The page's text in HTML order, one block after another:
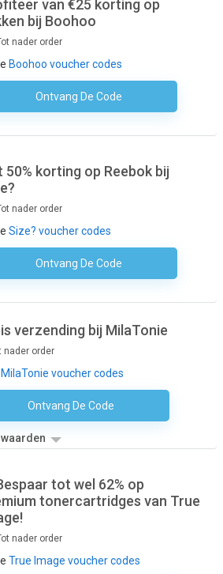
van €25 korting op
bij Boohoo
nader order
Boohoo voucher codes
Ontvang De CodeGeen Code Nodig
50% korting op Reebok bij
nader order
Size? voucher codes
Ontvang De CodeGeen Code Nodig
verzending bij MilaTonie
nader order
MilaTonie voucher codes
Ontvang De CodeGeen Code Nodig
tot wel 62% op
tonercartridges van True
nader order
True Image voucher codes